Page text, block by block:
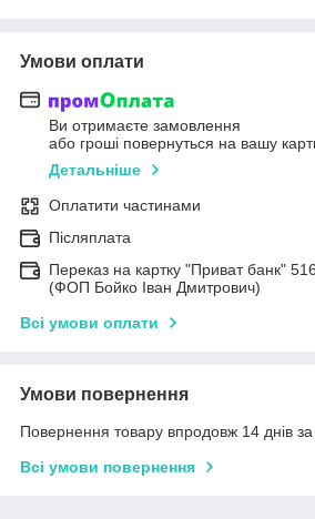
Умови оплати
Ви отримаєте замовлення
або гроші повернуться на вашу
Детальніше
Оплатити частинами
Післяплата
Переказ на картку "Приват банк"
(ФОП Бойко Іван Дмитрович)
Всі умови оплати
Умови повернення
Повернення товару впродовж 14 днів
Всі умови повернення